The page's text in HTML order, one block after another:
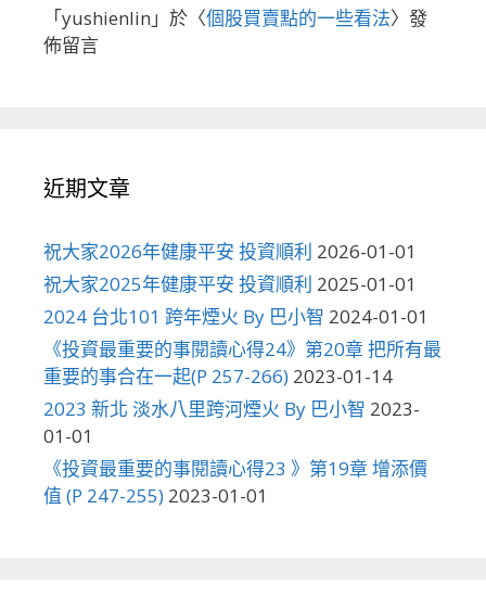
「yushienlin 」於〈個股買賣點的一些看法〉發
佈留言
近期文章
祝大家2026年健康平安 投資順利 2026-01-01
祝大家2025年健康平安 投資順利 2025-01-01
2024 台北101 跨年煙火 By 巴小智 2024-01-01
《投資最重要的事閱讀心得24》第20章 把所有最
重要的事合在一起(P 257-266) 2023-01-14
2023 新北 淡水八里跨河煙火 By 巴小智 2023-
01-01
《投資最重要的事閱讀心得23 》第19章 增添價
值 (P 247-255) 2023-01-01